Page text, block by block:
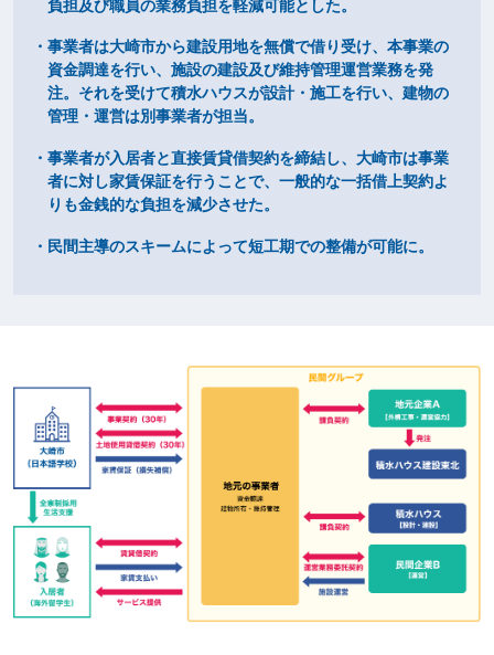
・事業者は大崎市から建設用地を無償で借り受け、本事業の
資金調達を行い、施設の建設及び維持管理運営業務を発
注。それを受けて積水ハウスが設計・施工を行い、建物の
管理・運営は別事業者が担当。​
・事業者が入居者と直接賃貸借契約を締結し、大崎市は事業
者に対し家賃保証を行うことで、​一般的な一括借上契約よ
りも金銭的な負担を減少させた。​
・民間主導のスキームによって短工期での整備が可能に。